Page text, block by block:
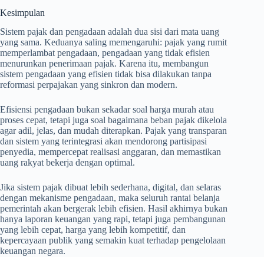
Kesimpulan
Sistem pajak dan pengadaan adalah dua sisi dari mata uang
yang sama. Keduanya saling memengaruhi: pajak yang rumit
memperlambat pengadaan, pengadaan yang tidak efisien
menurunkan penerimaan pajak. Karena itu, membangun
sistem pengadaan yang efisien tidak bisa dilakukan tanpa
reformasi perpajakan yang sinkron dan modern.
Efisiensi pengadaan bukan sekadar soal harga murah atau
proses cepat, tetapi juga soal bagaimana beban pajak dikelola
agar adil, jelas, dan mudah diterapkan. Pajak yang transparan
dan sistem yang terintegrasi akan mendorong partisipasi
penyedia, mempercepat realisasi anggaran, dan memastikan
uang rakyat bekerja dengan optimal.
Jika sistem pajak dibuat lebih sederhana, digital, dan selaras
dengan mekanisme pengadaan, maka seluruh rantai belanja
pemerintah akan bergerak lebih efisien. Hasil akhirnya bukan
hanya laporan keuangan yang rapi, tetapi juga pembangunan
yang lebih cepat, harga yang lebih kompetitif, dan
kepercayaan publik yang semakin kuat terhadap pengelolaan
keuangan negara.